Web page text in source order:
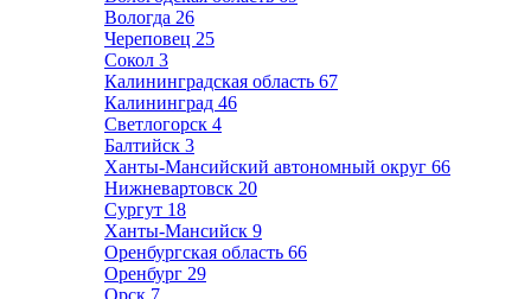
Вологда 26
Череповец 25
Сокол 3
Калининградская область 67
Калининград 46
Светлогорск 4
Балтийск 3
Ханты-Мансийский автономный округ 66
Нижневартовск 20
Сургут 18
Ханты-Мансийск 9
Оренбургская область 66
Оренбург 29
Орск 7